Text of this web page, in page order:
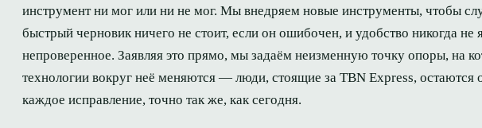
инструмент ни мог или ни не мог. Мы внедряем новые инструменты, чтобы
быстрый черновик ничего не стоит, если он ошибочен, и удобство никогда не
непроверенное. Заявляя это прямо, мы задаём неизменную точку опоры, на
технологии вокруг неё меняются — люди, стоящие за TBN Express,
каждое исправление, точно так же, как сегодня.